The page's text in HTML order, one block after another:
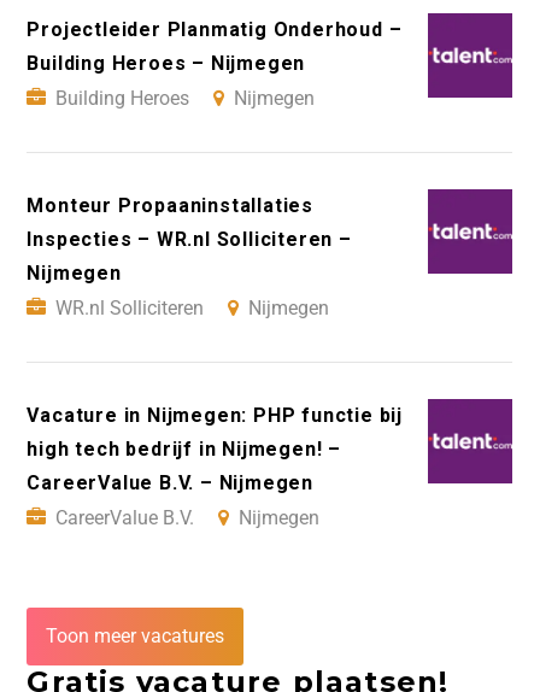
Projectleider Planmatig Onderhoud –
Building Heroes – Nijmegen
Building Heroes
Nijmegen
Monteur Propaaninstallaties
Inspecties – WR.nl Solliciteren –
Nijmegen
WR.nl Solliciteren
Nijmegen
Vacature in Nijmegen: PHP functie bij
high tech bedrijf in Nijmegen! –
CareerValue B.V. – Nijmegen
CareerValue B.V.
Nijmegen
Toon meer vacatures
Gratis vacature plaatsen!